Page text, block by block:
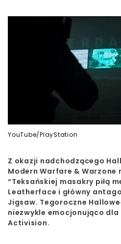
YouTube/PlayStation
Z okazji nadchodzącego
Modern Warfare & Warzone
“Teksańskiej masakry piłą
Leatherface i główny
Jigsaw. Tegoroczne
niezwykle emocjonująco
Activision.